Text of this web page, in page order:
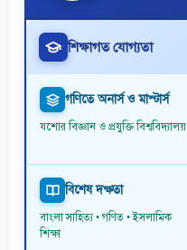
শিক্ষাগত যোগ্যতা
গণিতে অনার্স ও মাস্টার্স
যশোর বিজ্ঞান ও প্রযুক্তি বিশ্ববিদ্যালয়
বিশেষ দক্ষতা
বাংলা সাহিত্য • গণিত • ইসলামিক
শিক্ষা